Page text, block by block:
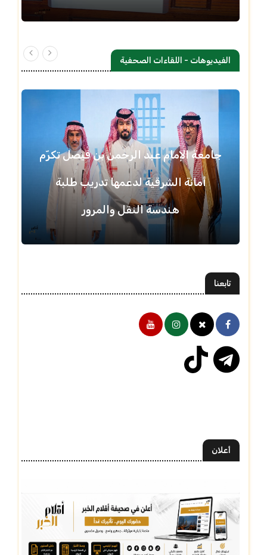
الفيديوهات - اللقاءات الصحفية
جامعة الإمام عبد الرحمن بن فيصل تكرّم
أمانة الشرقية لدعمها تدريب طلبة
هندسة النقل والمرور
تابعنا
أعلان